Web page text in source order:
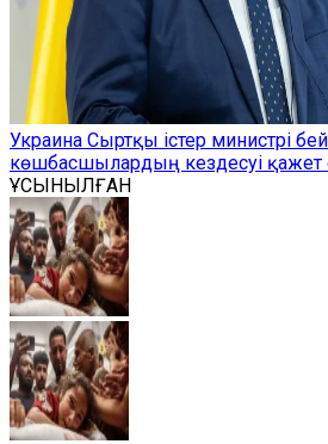
Украина Сыртқы істер министрі
көшбасшылардың кездесуі қажет
ҰСЫНЫЛҒАН